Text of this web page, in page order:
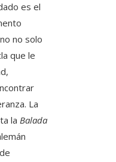
es el
no solo
que le
La
la Balada